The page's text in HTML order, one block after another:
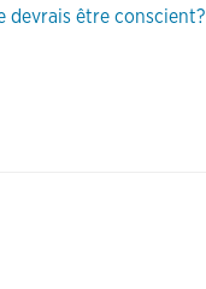
devrais être conscient?